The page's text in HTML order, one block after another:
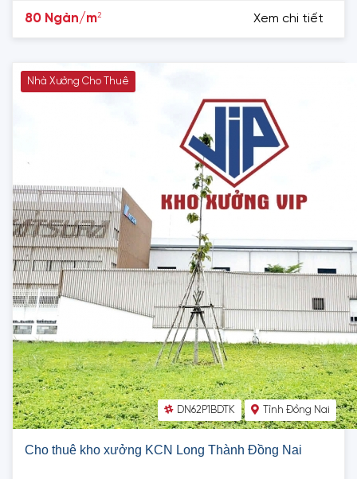
80 Ngàn/m2 Xem chi tiết
Nhà Xưởng Cho Thuê
DN62P1BDTK Tỉnh Đồng Nai
Cho thuê kho xưởng KCN Long Thành Đồng Nai